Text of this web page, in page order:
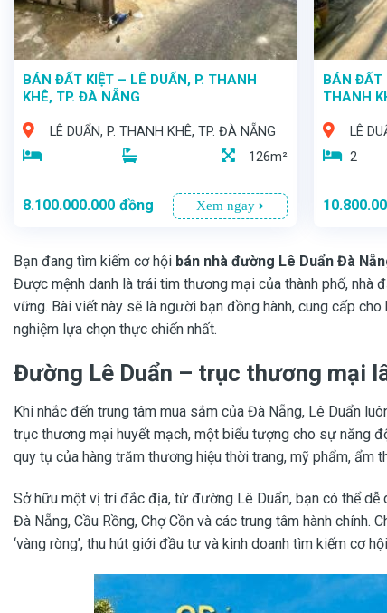
BÁN ĐẤT KIỆT – LÊ DUẨN, P. THANH
KHÊ, TP. ĐÀ NẴNG
LÊ DUẨN, P. THANH KHÊ, TP. ĐÀ NẴNG
126m²
8.100.000.000 đồng Xem ngay
BÁN ĐẤT
THANH
LÊ
2
Bạn đang tìm kiếm cơ hội bán nhà đường Lê Duẩn Đà
Được mệnh danh là trái tim thương mại của thành phố, nhà
vững. Bài viết này sẽ là người bạn đồng hành, cung cấp
nghiệm lựa chọn thực chiến nhất.
Đường Lê Duẩn – trục thương mại
Khi nhắc đến trung tâm mua sắm của Đà Nẵng, Lê Duẩn
trục thương mại huyết mạch, một biểu tượng cho sự năng
quy tụ của hàng trăm thương hiệu thời trang, mỹ phẩm, ẩm
Sở hữu một vị trí đắc địa, từ đường Lê Duẩn, bạn có thể dễ
Đà Nẵng, Cầu Rồng, Chợ Cồn và các trung tâm hành
‘vàng ròng’, thu hút giới đầu tư và kinh doanh tìm kiếm cơ hội